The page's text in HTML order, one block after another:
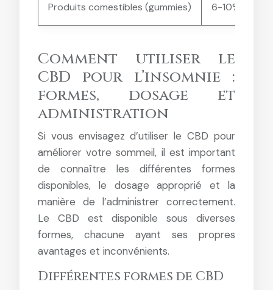
Produits comestibles (gummies) 6-10%
Comment utiliser le
CBD pour l’insomnie :
formes, dosage et
administration
Si vous envisagez d’utiliser le CBD pour
améliorer votre sommeil, il est important
de connaître les différentes formes
disponibles, le dosage approprié et la
manière de l’administrer correctement.
Le CBD est disponible sous diverses
formes, chacune ayant ses propres
avantages et inconvénients.
Différentes formes de CBD